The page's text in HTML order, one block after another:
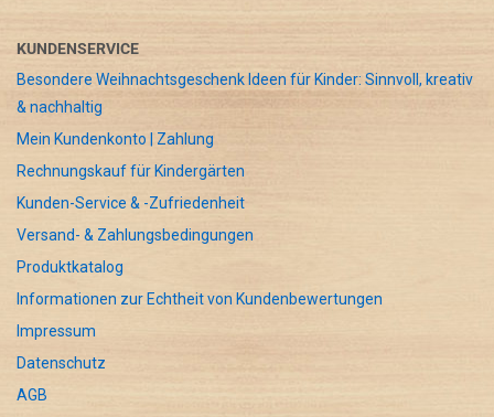
KUNDENSERVICE
Besondere Weihnachtsgeschenk Ideen für Kinder: Sinnvoll, kreativ
& nachhaltig
Mein Kundenkonto | Zahlung
Rechnungskauf für Kindergärten
Kunden-Service & -Zufriedenheit
Versand- & Zahlungsbedingungen
Produktkatalog
Informationen zur Echtheit von Kundenbewertungen
Impressum
Datenschutz
AGB